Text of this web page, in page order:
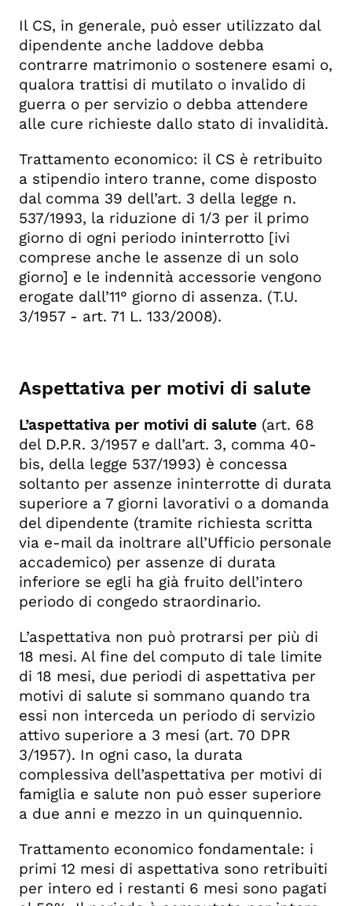
Il CS, in generale, può esser utilizzato dal
dipendente anche laddove debba
contrarre matrimonio o sostenere esami o,
qualora trattisi di mutilato o invalido di
guerra o per servizio o debba attendere
alle cure richieste dallo stato di invalidità.
Trattamento economico: il CS è retribuito
a stipendio intero tranne, come disposto
dal comma 39 dell’art. 3 della legge n.
537/1993, la riduzione di 1/3 per il primo
giorno di ogni periodo ininterrotto [ivi
comprese anche le assenze di un solo
giorno] e le indennità accessorie vengono
erogate dall’11° giorno di assenza. (T.U.
3/1957 - art. 71 L. 133/2008).
Aspettativa per motivi di salute
L’aspettativa per motivi di salute (art. 68
del D.P.R. 3/1957 e dall’art. 3, comma 40-
bis, della legge 537/1993) è concessa
soltanto per assenze ininterrotte di durata
superiore a 7 giorni lavorativi o a domanda
del dipendente (tramite richiesta scritta
via e-mail da inoltrare all’Ufficio personale
accademico) per assenze di durata
inferiore se egli ha già fruito dell’intero
periodo di congedo straordinario.
L’aspettativa non può protrarsi per più di
18 mesi. Al fine del computo di tale limite
di 18 mesi, due periodi di aspettativa per
motivi di salute si sommano quando tra
essi non interceda un periodo di servizio
attivo superiore a 3 mesi (art. 70 DPR
3/1957). In ogni caso, la durata
complessiva dell’aspettativa per motivi di
famiglia e salute non può esser superiore
a due anni e mezzo in un quinquennio.
Trattamento economico fondamentale: i
primi 12 mesi di aspettativa sono retribuiti
per intero ed i restanti 6 mesi sono pagati